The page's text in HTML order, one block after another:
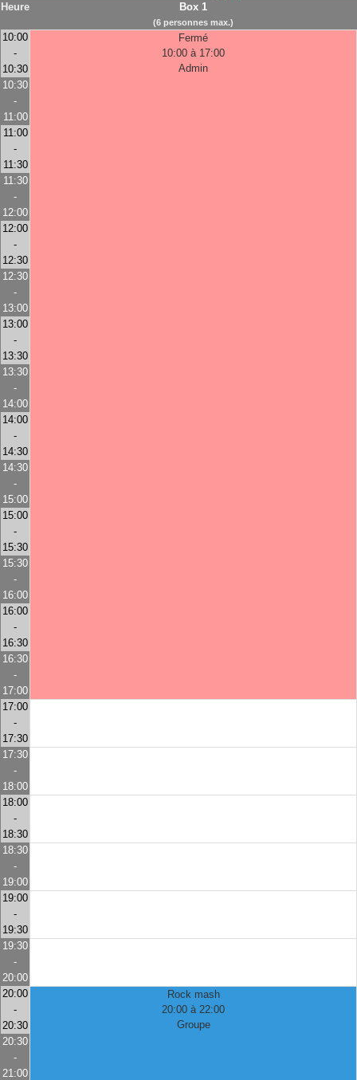
Heure Box 1
(6 personnes max.)
10:00
-
10:30
Fermé
10:00 à 17:00
Admin
10:30
-
11:00
11:00
-
11:30
11:30
-
12:00
12:00
-
12:30
12:30
-
13:00
13:00
-
13:30
13:30
-
14:00
14:00
-
14:30
14:30
-
15:00
15:00
-
15:30
15:30
-
16:00
16:00
-
16:30
16:30
-
17:00
17:00
-
17:30
17:30
-
18:00
18:00
-
18:30
18:30
-
19:00
19:00
-
19:30
19:30
-
20:00
20:00
-
20:30
Rock mash
20:00 à 22:00
Groupe
20:30
-
21:00